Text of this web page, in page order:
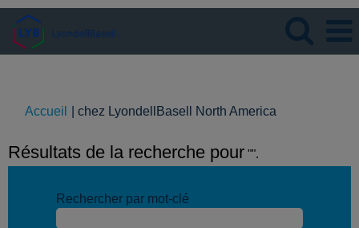
Accueil chez LyondellBasell North America
Résultats de la recherche pour "".
Rechercher par mot-clé